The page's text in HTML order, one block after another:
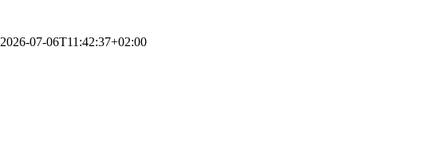
2026-07-06T11:42:37+02:00